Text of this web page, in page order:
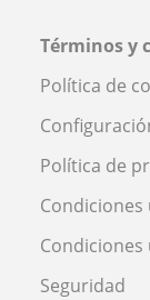
Términos y
Política de
Política de
Seguridad